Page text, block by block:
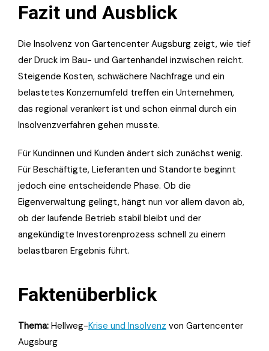
Fazit und Ausblick
Die Insolvenz von Gartencenter Augsburg zeigt, wie tief
der Druck im Bau- und Gartenhandel inzwischen reicht.
Steigende Kosten, schwächere Nachfrage und ein
belastetes Konzernumfeld treffen ein Unternehmen,
das regional verankert ist und schon einmal durch ein
Insolvenzverfahren gehen musste.
Für Kundinnen und Kunden ändert sich zunächst wenig.
Für Beschäftigte, Lieferanten und Standorte beginnt
jedoch eine entscheidende Phase. Ob die
Eigenverwaltung gelingt, hängt nun vor allem davon ab,
ob der laufende Betrieb stabil bleibt und der
angekündigte Investorenprozess schnell zu einem
belastbaren Ergebnis führt.
Faktenüberblick
Thema: Hellweg-Krise und Insolvenz von Gartencenter
Augsburg